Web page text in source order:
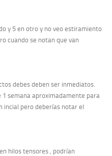
y 5 en otro y no veo estiramiento
cuando se notan que van
debes deben ser inmediatos.
1 semana aproximadamente para
incial pero deberías notar el
hilos tensores , podrían